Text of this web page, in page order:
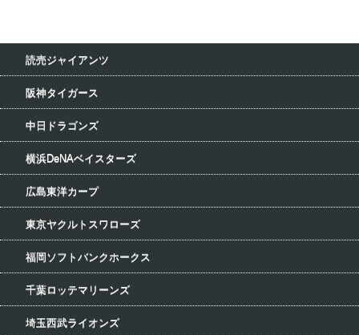
読売ジャイアンツ
阪神タイガース
中日ドラゴンズ
横浜DeNAベイスターズ
広島東洋カープ
東京ヤクルトスワローズ
福岡ソフトバンクホークス
千葉ロッテマリーンズ
埼玉西武ライオンズ